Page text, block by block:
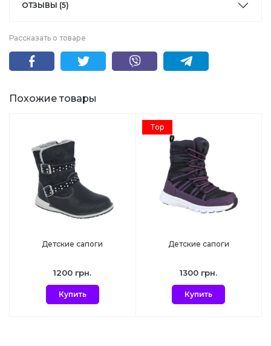
ОТЗЫВЫ (5)
Рассказать о товаре
Похожие товары
Детские сапоги
1200 грн.
Купить
Top
Детские сапоги
1300 грн.
Купить